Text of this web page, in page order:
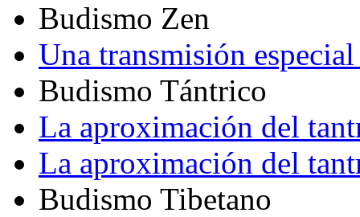
Budismo Zen
Una transmisión
Budismo Tántrico
La aproximación del
La aproximación del
Budismo Tibetano